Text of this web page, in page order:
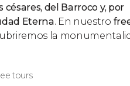
césares, del Barroco y, por
Eterna. En nuestro
la
tours